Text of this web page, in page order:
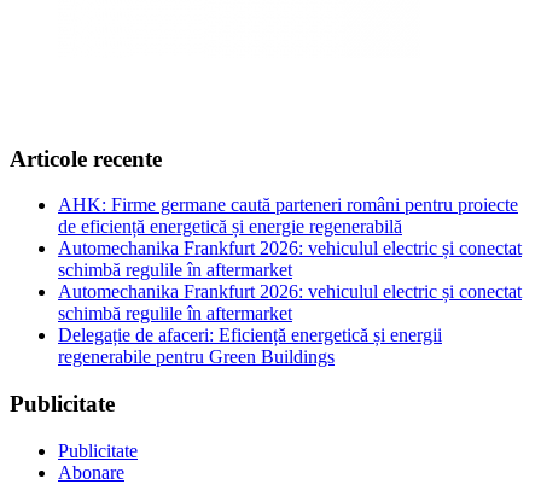
Articole recente
AHK: Firme germane caută parteneri români pentru proiecte
de eficiență energetică și energie regenerabilă
Automechanika Frankfurt 2026: vehiculul electric și conectat
schimbă regulile în aftermarket
Automechanika Frankfurt 2026: vehiculul electric și conectat
schimbă regulile în aftermarket
Delegație de afaceri: Eficiență energetică și energii
regenerabile pentru Green Buildings
Publicitate
Publicitate
Abonare